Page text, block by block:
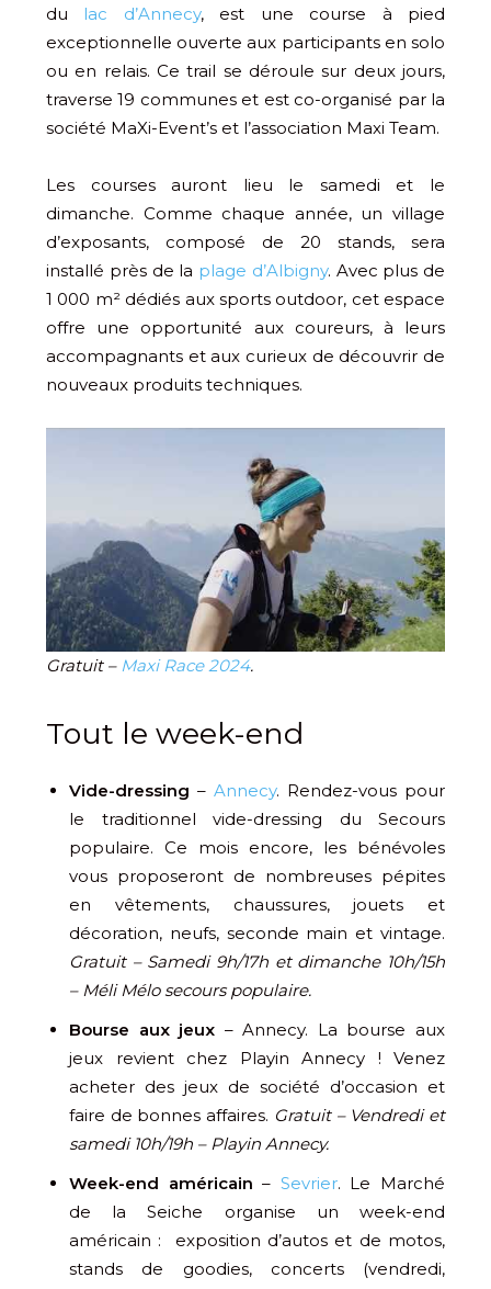
du lac d’Annecy, est une course à pied
exceptionnelle ouverte aux participants en solo
ou en relais. Ce trail se déroule sur deux jours,
traverse 19 communes et est co-organisé par la
société MaXi-Event’s et l’association Maxi Team.
Les courses auront lieu le samedi et le
dimanche. Comme chaque année, un village
d’exposants, composé de 20 stands, sera
installé près de la plage d’Albigny. Avec plus de
1 000 m² dédiés aux sports outdoor, cet espace
offre une opportunité aux coureurs, à leurs
accompagnants et aux curieux de découvrir de
nouveaux produits techniques.
Gratuit –Maxi Race 2024.
Tout le week-end
Vide-dressing – Annecy. Rendez-vous pour
le traditionnel vide-dressing du Secours
populaire. Ce mois encore, les bénévoles
vous proposeront de nombreuses pépites
en vêtements, chaussures, jouets et
décoration, neufs, seconde main et vintage.
Gratuit – Samedi 9h/17h et dimanche 10h/15h
– Méli Mélo secours populaire.
Bourse aux jeux – Annecy. La bourse aux
jeux revient chez Playin Annecy ! Venez
acheter des jeux de société d’occasion et
faire de bonnes affaires. Gratuit – Vendredi et
samedi 10h/19h – Playin Annecy.
Week-end américain – Sevrier. Le Marché
de la Seiche organise un week-end
américain : exposition d’autos et de motos,
stands de goodies, concerts (vendredi,